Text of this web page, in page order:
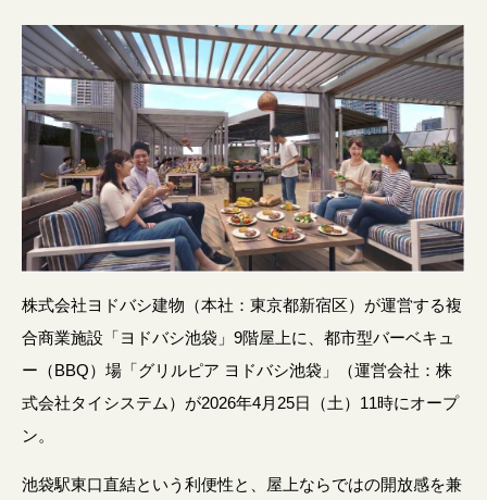
株式会社ヨドバシ建物（本社：東京都新宿区）が運営する複
合商業施設「ヨドバシ池袋」9階屋上に、都市型バーベキュ
ー（BBQ）場「グリルピア ヨドバシ池袋」（運営会社：株
式会社タイシステム）が2026年4月25日（土）11時にオープ
ン。
池袋駅東口直結という利便性と、屋上ならではの開放感を兼